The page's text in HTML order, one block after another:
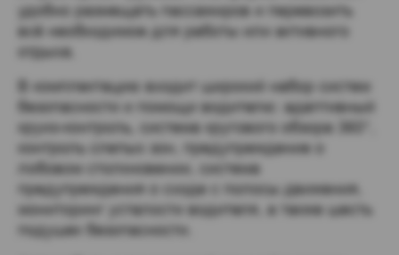
удобно размещать пассажиров и перевозить
всё необходимое для работы или активного
отдыха.
В комплектацию входит широкий набор систем
безопасности и помощи водителю: адаптивный
круиз-контроль, система кругового обзора 360°,
контроль слепых зон, предупреждение о
лобовом столкновении, система
предупреждения о сходе с полосы движения,
мониторинг усталости водителя, а также шесть
подушек безопасности.